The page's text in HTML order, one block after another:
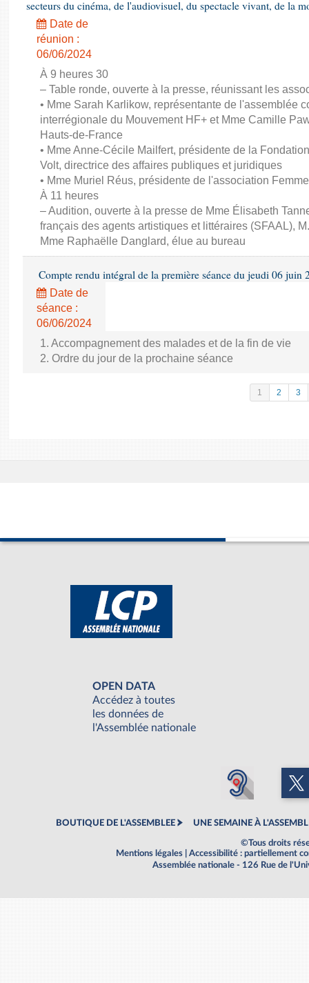
secteurs du cinéma, de l'audiovisuel, du spectacle vivant, de la
Date de
réunion :
06/06/2024
À 9 heures 30
– Table ronde, ouverte à la presse, réunissant les
• Mme Sarah Karlikow, représentante de l'assemblée
interrégionale du Mouvement HF+ et Mme Camille
Hauts-de-France
• Mme Anne-Cécile Mailfert, présidente de la
Volt, directrice des affaires publiques et juridiques
• Mme Muriel Réus, présidente de l'association
À 11 heures
– Audition, ouverte à la presse de Mme Élisabeth
français des agents artistiques et littéraires (SFAAL),
Mme Raphaëlle Danglard, élue au bureau
Compte rendu intégral de la première séance du jeudi 06 juin
Date de
séance :
06/06/2024
1. Accompagnement des malades et de la fin de vie
2. Ordre du jour de la prochaine séance
1 2 3
OPEN DATA
Accédez à toutes
les données de
l'Assemblée nationale
BOUTIQUE DE L'ASSEMBLEE UNE SEMAINE À
©Tous droits
Mentions légales
Accessibilité : partiellement
Assemblée nationale - 126 Rue de